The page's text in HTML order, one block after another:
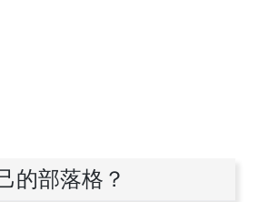
的部落格？